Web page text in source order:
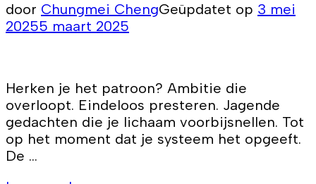
door Chungmei ChengGeüpdatet op 3 mei
20255 maart 2025
Herken je het patroon? Ambitie die
overloopt. Eindeloos presteren. Jagende
gedachten die je lichaam voorbijsnellen. Tot
op het moment dat je systeem het opgeeft.
De …